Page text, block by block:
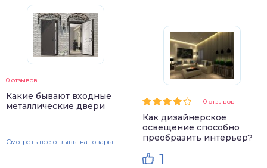
0 отзывов
Какие бывают входные
металлические двери
Смотреть все отзывы на товары
0 отзывов
Как дизайнерское
освещение способно
преобразить интерьер?
1